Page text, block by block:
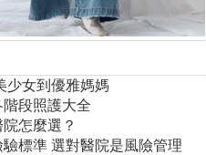
少女到優雅媽媽
段照護大全
怎麼選？
標準 選對醫院是風險管理